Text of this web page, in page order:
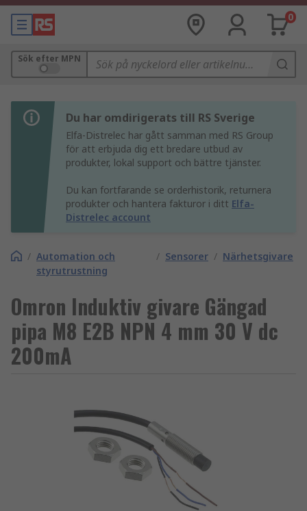
0
Sök efter MPN
Du har omdirigerats till RS Sverige
Elfa-Distrelec har gått samman med RS Group
för att erbjuda dig ett bredare utbud av
produkter, lokal support och bättre tjänster.
Du kan fortfarande se orderhistorik, returnera
produkter och hantera fakturor i ditt Elfa-
Distrelec account
/ Automation och
styrutrustning
/ Sensorer / Närhetsgivare
Omron Induktiv givare Gängad
pipa M8 E2B NPN 4 mm 30 V dc
200mA